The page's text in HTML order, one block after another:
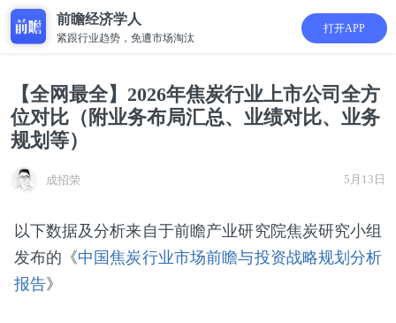
前瞻经济学人
紧跟行业趋势，免遭市场淘汰
打开APP
【全网最全】2026年焦炭行业上市公司全方
位对比（附业务布局汇总、业绩对比、业务
规划等）
成招荣 5月13日
以下数据及分析来自于前瞻产业研究院焦炭研究小组
发布的《中国焦炭行业市场前瞻与投资战略规划分析
报告》